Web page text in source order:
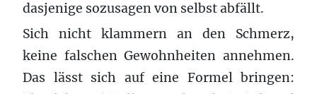
dasjenige sozusagen von selbst abfällt.
Sich nicht klammern an den Schmerz,
keine falschen Gewohnheiten annehmen.
Das lässt sich auf eine Formel bringen: